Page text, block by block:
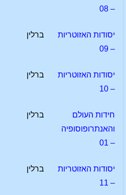
– 08
יסודות האזוטריות
– 09
ברלין
יסודות האזוטריות
– 10
ברלין
חידות העולם
והאנתרופוסופיה
– 01
ברלין
יסודות האזוטריות
– 11
ברלין